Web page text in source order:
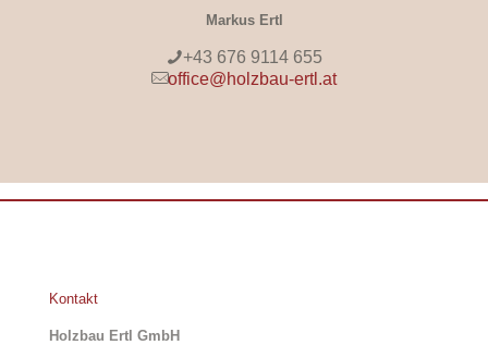
Markus Ertl
+43 676 9114 655
office@holzbau-ertl.at
Kontakt
Holzbau Ertl GmbH